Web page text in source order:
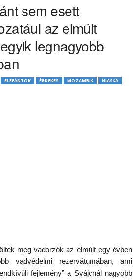
sem esett
az elmúlt
legnagyobb
ELEFÁNTOK ÉRDEKES MOZAMBIK
NIASSA
meg vadorzók az elmúlt egy évben
vadvédelmi rezervátumában, ami
fejlemény” a Svájcnál nagyobb